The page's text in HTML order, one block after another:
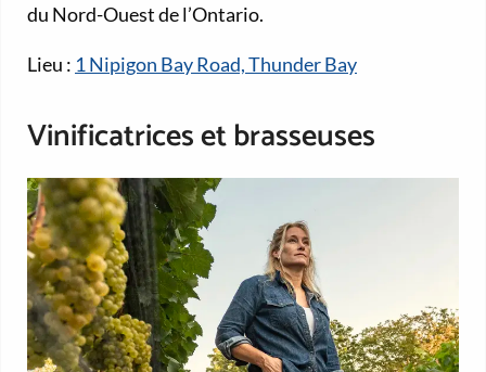
du Nord-Ouest de l’Ontario.
Lieu : 1 Nipigon Bay Road, Thunder Bay
Vinificatrices et brasseuses